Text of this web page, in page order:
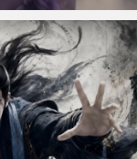
4K壁纸